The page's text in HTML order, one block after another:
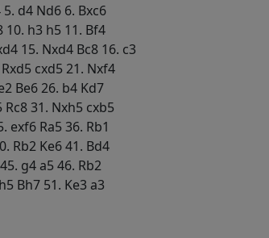
d4 Nd6 6. Bxc6
10. h3 h5 11. Bf4
15. Nxd4 Bc8 16. c3
cxd5 21. Nxf4
Be6 26. b4 Kd7
Rc8 31. Nxh5 cxb5
exf6 Ra5 36. Rb1
Rb2 Ke6 41. Bd4
g4 a5 46. Rb2
Bh7 51. Ke3 a3